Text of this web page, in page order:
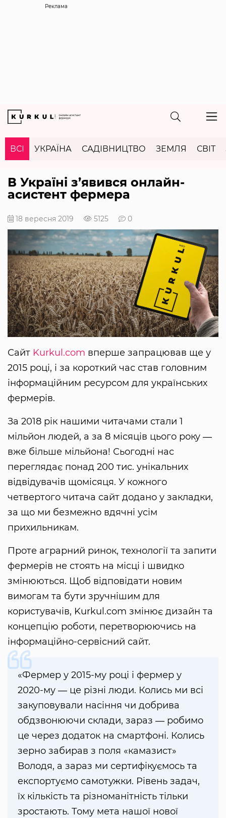
Реклама
ВСІ УКРАЇНА САДІВНИЦТВО ЗЕМЛЯ СВІТ
В Україні з’явився онлайн-
асистент фермера
18 вересня 2019 5125 0
Сайт Kurkul.com вперше запрацював ще у
2015 році, і за короткий час став головним
інформаційним ресурсом для українських
фермерів.
За 2018 рік нашими читачами стали 1
мільйон людей, а за 8 місяців цього року ―
вже більше мільйона! Сьогодні нас
переглядає понад 200 тис. унікальних
відвідувачів щомісяця. У кожного
четвертого читача сайт додано у закладки,
за що ми безмежно вдячні усім
прихильникам.
Проте аграрний ринок, технології та запити
фермерів не стоять на місці і швидко
змінюються. Щоб відповідати новим
вимогам та бути зручнішим для
користувачів, Kurkul.com змінює дизайн та
концепцію роботи, перетворюючись на
інформаційно-сервісний сайт.
«Фермер у 2015-му році і фермер у
2020-му ― це різні люди. Колись ми всі
закуповували насіння чи добрива
обдзвонюючи склади, зараз ― робимо
це через додаток на смартфоні. Колись
зерно забирав з поля «камазист»
Володя, а зараз ми сертифікуємось та
експортуємо самотужки. Рівень задач,
їх кількість та різноманітність тільки
зростають. Тому мета нашої нової